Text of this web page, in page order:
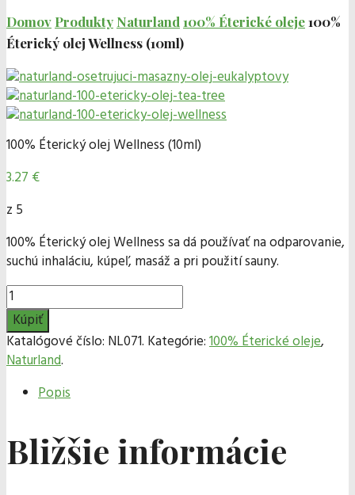
Domov Produkty Naturland 100% Éterické oleje100%
Éterický olej Wellness (10ml)
100% Éterický olej Wellness (10ml)
3.27 €
z 5
100% Éterický olej Wellness sa dá používať na odparovanie,
suchú inhaláciu, kúpeľ, masáž a pri použití sauny.
Kúpiť
Katalógové číslo: NL071. Kategórie:100% Éterické oleje,
Naturland.
Popis
Bližšie informácie